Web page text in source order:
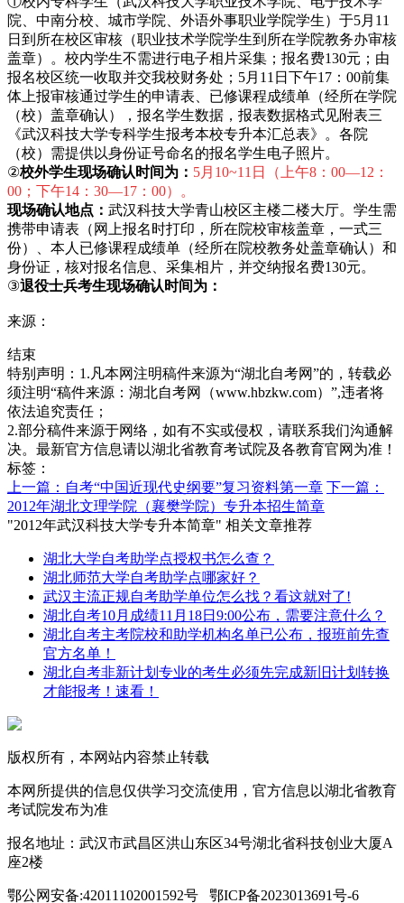
院、中南分校、城市学院、外语外事职业学院学生）于5月11
日到所在校区审核（职业技术学院学生到所在学院教务办审核
盖章）。校内学生不需进行电子相片采集；报名费130元；由
报名校区统一收取并交我校财务处；5月11日下午17：00前集
体上报审核通过学生的申请表、已修课程成绩单（经所在学院
（校）盖章确认），报名学生数据，报表数据格式见附表三
《武汉科技大学专科学生报考本校专升本汇总表》。各院
（校）需提供以身份证号命名的报名学生电子照片。
②校外学生现场确认时间为： 5月10~11日（上午8：00—12：
00；下午14：30—17：00）。
现场确认地点： 武汉科技大学青山校区主楼二楼大厅。学生需
携带申请表（网上报名时打印，所在院校审核盖章，一式三
份）、本人已修课程成绩单（经所在院校教务处盖章确认）和
身份证，核对报名信息、采集相片，并交纳报名费130元。
③退役士兵考生现场确认时间为：
来源：
结束
特别声明：1.凡本网注明稿件来源为“湖北自考网”的，转载必
须注明“稿件来源：湖北自考网（www.hbzkw.com）”,违者将
依法追究责任；
2.部分稿件来源于网络，如有不实或侵权，请联系我们沟通解
决。最新官方信息请以湖北省教育考试院及各教育官网为准！
标签：
上一篇：自考“中国近现代史纲要”复习资料第一章 下一篇：
2012年湖北文理学院（襄樊学院）专升本招生简章
"2012年武汉科技大学专升本简章" 相关文章推荐
湖北大学自考助学点授权书怎么查？
湖北师范大学自考助学点哪家好？
武汉主流正规自考助学单位怎么找？看这就对了!
湖北自考10月成绩11月18日9:00公布，需要注意什么？
湖北自考主考院校和助学机构名单已公布，报班前先查
官方名单！
湖北自考非新计划专业的考生必须先完成新旧计划转换
才能报考！速看！
版权所有，本网站内容禁止转载
本网所提供的信息仅供学习交流使用，官方信息以湖北省教育
考试院发布为准
报名地址：武汉市武昌区洪山东区34号湖北省科技创业大厦A
座2楼
鄂公网安备:42011102001592号 鄂ICP备2023013691号-6